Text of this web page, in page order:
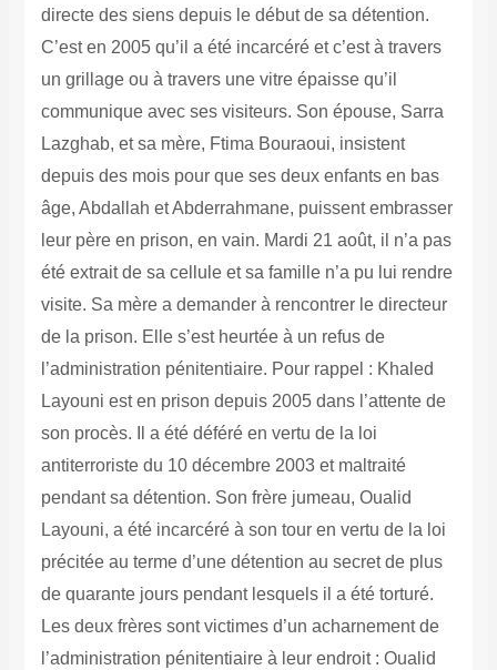
directe des siens depuis le début de sa détention.
C’est en 2005 qu’il a été incarcéré et c’est à travers
un grillage ou à travers une vitre épaisse qu’il
communique avec ses visiteurs. Son épouse, Sarra
Lazghab, et sa mère, Ftima Bouraoui, insistent
depuis des mois pour que ses deux enfants en bas
âge, Abdallah et Abderrahmane, puissent embrasser
leur père en prison, en vain. Mardi 21 août, il n’a pas
été extrait de sa cellule et sa famille n’a pu lui rendre
visite. Sa mère a demander à rencontrer le directeur
de la prison. Elle s’est heurtée à un refus de
l’administration pénitentiaire. Pour rappel : Khaled
Layouni est en prison depuis 2005 dans l’attente de
son procès. Il a été déféré en vertu de la loi
antiterroriste du 10 décembre 2003 et maltraité
pendant sa détention. Son frère jumeau, Oualid
Layouni, a été incarcéré à son tour en vertu de la loi
précitée au terme d’une détention au secret de plus
de quarante jours pendant lesquels il a été torturé.
Les deux frères sont victimes d’un acharnement de
l’administration pénitentiaire à leur endroit : Oualid